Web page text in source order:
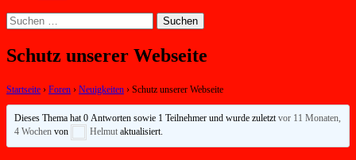
Suchen
nach:
Schutz unserer Webseite
Startseite › Foren › Neuigkeiten › Schutz unserer Webseite
Dieses Thema hat 0 Antworten sowie 1 Teilnehmer und wurde zuletztvor 11 Monaten,
4 Wochen von Helmut aktualisiert.